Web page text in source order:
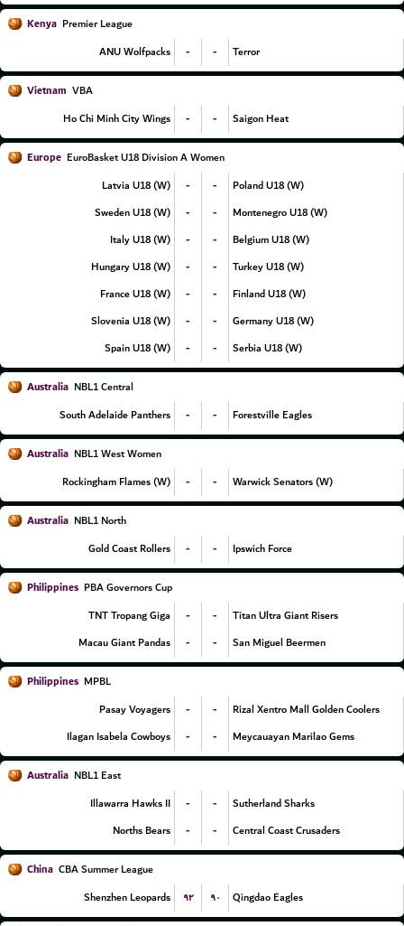
Kenya Premier League
ANU Wolfpacks
- - Terror
Vietnam VBA
Ho Chi Minh City Wings
- - Saigon Heat
Europe EuroBasket U18 Division A Women
Latvia U18 (W)
- -
Poland U18 (W)
Sweden U18 (W)
- -
Montenegro U18 (W)
Italy U18 (W)
- -
Belgium U18 (W)
Hungary U18 (W)
- -
Turkey U18 (W)
France U18 (W)
- -
Finland U18 (W)
Slovenia U18 (W)
- -
Germany U18 (W)
Spain U18 (W)
- - Serbia U18 (W)
Australia NBL1 Central
South Adelaide Panthers
- - Forestville Eagles
Australia NBL1 West Women
Rockingham Flames (W)
- - Warwick Senators (W)
Australia NBL1 North
Gold Coast Rollers
- - Ipswich Force
Philippines PBA Governors Cup
TNT Tropang Giga
- -
Titan Ultra Giant Risers
Macau Giant Pandas
- - San Miguel Beermen
Philippines MPBL
Pasay Voyagers
- -
Rizal Xentro Mall Golden Coolers
Ilagan Isabela Cowboys
- - Meycauayan Marilao Gems
Australia NBL1 East
Illawarra Hawks II
- -
Sutherland Sharks
Norths Bears
- - Central Coast Crusaders
China CBA Summer League
Shenzhen Leopards
۹۲ ۹۰ Qingdao Eagles